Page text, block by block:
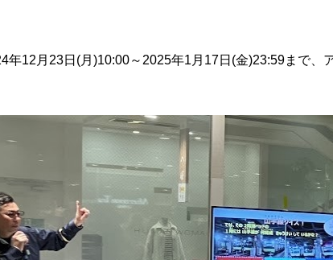
年12月23日(月)10:00～2025年1月17日(金)23:59まで、